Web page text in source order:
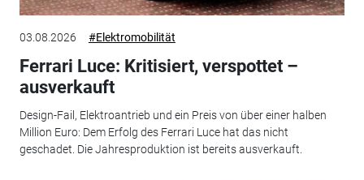
03.08.2026 #Elektromobilität
Ferrari Luce: Kritisiert, verspottet –
ausverkauft
Design-Fail, Elektroantrieb und ein Preis von über einer halben
Million Euro: Dem Erfolg des Ferrari Luce hat das nicht
geschadet. Die Jahresproduktion ist bereits ausverkauft.